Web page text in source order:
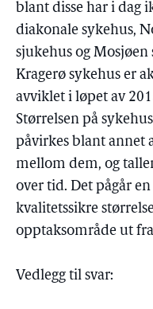
blant disse har i dag
diakonale sykehus,
sjukehus og Mosjøen
Kragerø sykehus er
avviklet i løpet av
Størrelsen på
påvirkes blant annet
mellom dem, og
over tid. Det pågår
kvalitetssikre
opptaksområde ut
Vedlegg til svar: